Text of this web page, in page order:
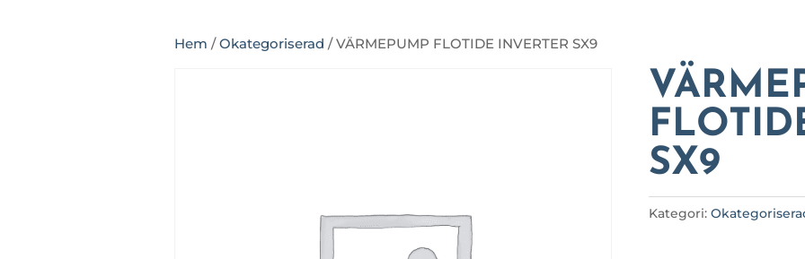
Hem /Okategoriserad / VÄRMEPUMP FLOTIDE INVERTER SX9
SX9
Kategori: